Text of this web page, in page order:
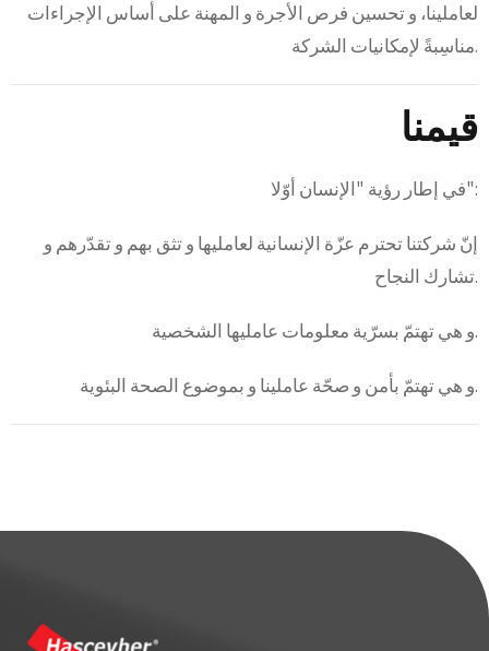
لعاملينا، و تحسين فرص الأجرة و المهنة على أساس الإجراءات
مناسِبةً لإمكانيات الشركة.
قيمنا
في إطار رؤية "الإنسان أوّلا":
إنّ شركتنا تحترم عزّة الإنسانية لعامليها و تثق بهم و تقدّرهم و
تشارك النجاح.
و هي تهتمّ بسرّية معلومات عامليها الشخصية.
و هي تهتمّ بأمن و صحّة عاملينا و بموضوع الصحة البئوية.